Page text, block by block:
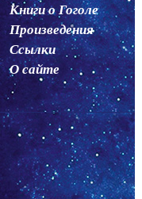
Книги о Гоголе
Произведения
Ссылки
О сайте